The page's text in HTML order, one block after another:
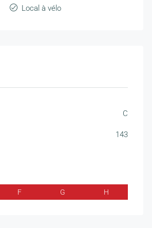
Local à vélo
C
143
F G H